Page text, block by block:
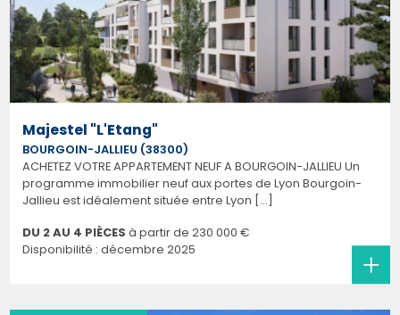
Majestel "L'Etang"
BOURGOIN-JALLIEU (38300)
ACHETEZ VOTRE APPARTEMENT NEUF A BOURGOIN-JALLIEU Un
programme immobilier neuf aux portes de Lyon Bourgoin-
Jallieu est idéalement située entre Lyon [...]
DU 2 AU 4 PIÈCES à partir de 230 000 €
Disponibilité : décembre 2025